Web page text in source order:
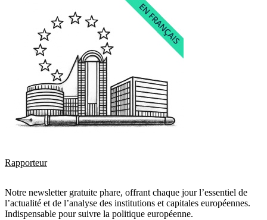
Rapporteur
Notre newsletter gratuite phare, offrant chaque jour l’essentiel de
l’actualité et de l’analyse des institutions et capitales européennes.
Indispensable pour suivre la politique européenne.